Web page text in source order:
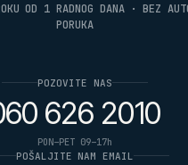
OD 1 RADNOG DANA · BEZ
PORUKA
POZOVITE NAS
626 2010
PON–PET 09–17h
POŠALJITE NAM EMAIL